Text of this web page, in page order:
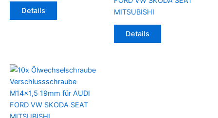
Details
MITSUBISHI
Details